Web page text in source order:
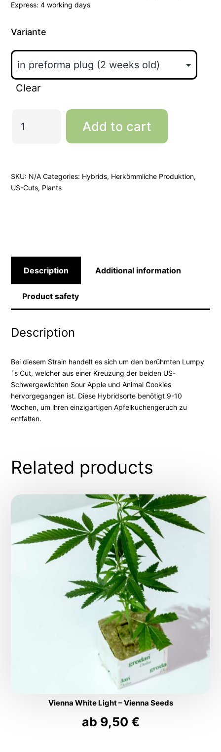
Express: 4 working days
Variante
Clear
Fritter
Lumpy
´s
Add to cart
SKU: N/A Categories: Hybrids, Herkömmliche Produktion,
US-Cuts, Plants
Description Additional information
Product safety
Description
Bei diesem Strain handelt es sich um den berühmten Lumpy
´s Cut, welcher aus einer Kreuzung der beiden US-
Schwergewichten Sour Apple und Animal Cookies
hervorgegangen ist. Diese Hybridsorte benötigt 9-10
Wochen, um ihren einzigartigen Apfelkuchengeruch zu
entfalten.
Related products
Vienna White Light – Vienna Seeds
ab 9,50 €